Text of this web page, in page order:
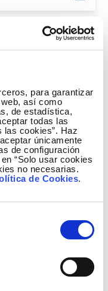
para garantizar
así como
de estadística,
todas las
las cookies”. Haz
únicamente
de configuración
“Solo usar cookies
no necesarias.
de Cookies.